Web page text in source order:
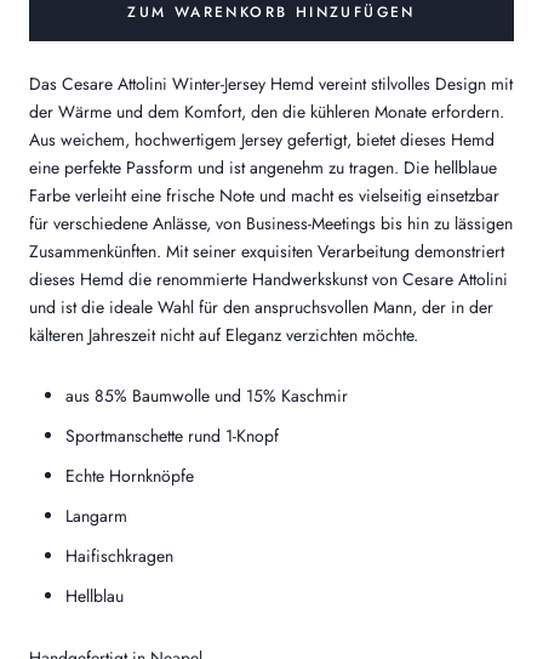
ZUM WARENKORB HINZUFÜGEN
Das Cesare Attolini Winter-Jersey Hemd vereint stilvolles Design mit
der Wärme und dem Komfort, den die kühleren Monate erfordern.
Aus weichem, hochwertigem Jersey gefertigt, bietet dieses Hemd
eine perfekte Passform und ist angenehm zu tragen. Die hellblaue
Farbe verleiht eine frische Note und macht es vielseitig einsetzbar
für verschiedene Anlässe, von Business-Meetings bis hin zu lässigen
Zusammenkünften. Mit seiner exquisiten Verarbeitung demonstriert
dieses Hemd die renommierte Handwerkskunst von Cesare Attolini
und ist die ideale Wahl für den anspruchsvollen Mann, der in der
kälteren Jahreszeit nicht auf Eleganz verzichten möchte.
aus 85% Baumwolle und 15% Kaschmir
Sportmanschette rund 1-Knopf
Echte Hornknöpfe
Langarm
Haifischkragen
Hellblau